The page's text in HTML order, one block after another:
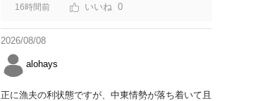
16時間前 0
2026/08/08
alohays
正に漁夫の利状態ですが、中東情勢が落ち着いて且